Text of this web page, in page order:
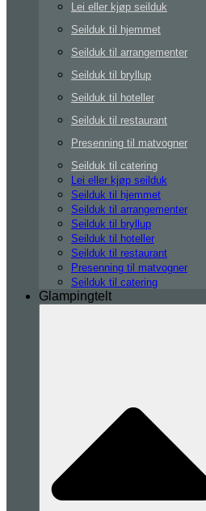
Lei eller kjøp seilduk
Seilduk til hjemmet
Seilduk til arrangementer
Seilduk til bryllup
Seilduk til hoteller
Seilduk til restaurant
Presenning til matvogner
Seilduk til catering
Lei eller kjøp seilduk
Seilduk til hjemmet
Seilduk til arrangementer
Seilduk til bryllup
Seilduk til hoteller
Seilduk til restaurant
Presenning til matvogner
Seilduk til catering
Glampingtelt